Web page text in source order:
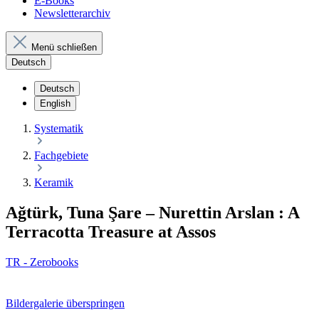
Newsletterarchiv
Menü schließen
Deutsch
Deutsch
English
Systematik
Fachgebiete
Keramik
Ağtürk, Tuna Şare – Nurettin Arslan : A
Terracotta Treasure at Assos
TR - Zerobooks
Bildergalerie überspringen